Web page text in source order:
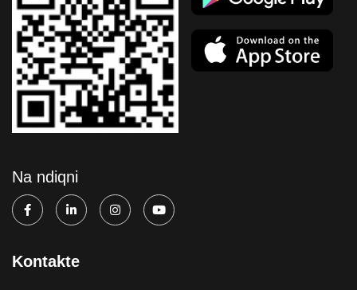
Na ndiqni
Kontakte